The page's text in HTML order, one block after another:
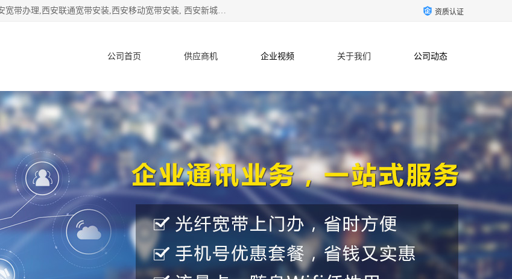
公司主要经营西安电信宽带安装,西安光纤专线安装,西安宽带安装,西安宽带办理,西安联通宽带安装,西安移动宽带安装, 西安新城赛派通讯商行从事西安地区的联通，移动，电信宽带安装，光纤专线安装，宽带办理等业务 资质认证
公司首页 供应商机 企业视频 关于我们 公司动态
产品知识 客户案例 联系方式